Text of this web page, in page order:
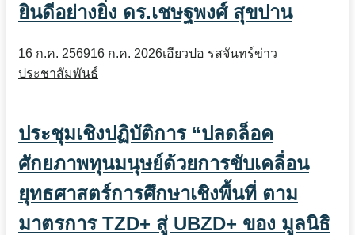
ยินดีอย่างยิ่ง ดร.เชษฐพงศ์ สุขปาน
16 ก.ค. 256916 ก.ค. 2026เอียวปอ รสจันทร์ข่าว
ประชาสัมพันธ์
ประชุมเชิงปฏิบัติการ “ปลดล็อค
ศักยภาพทุนมนุษย์ด้วยการขับเคลื่อน
ยุทธศาสตร์การศึกษาเชิงพื้นที่ ตาม
มาตรการ TZD+ สู่ UBZD+ ของ มูลนิธิ